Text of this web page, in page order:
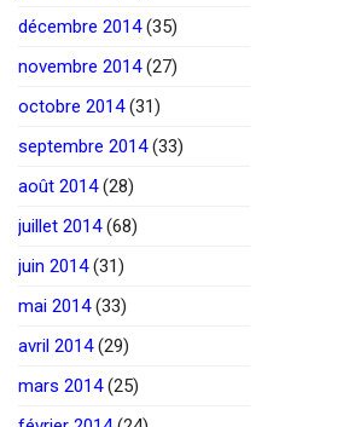
décembre 2014(35)
novembre 2014(27)
octobre 2014(31)
septembre 2014(33)
août 2014(28)
juillet 2014(68)
juin 2014(31)
mai 2014(33)
avril 2014(29)
mars 2014(25)